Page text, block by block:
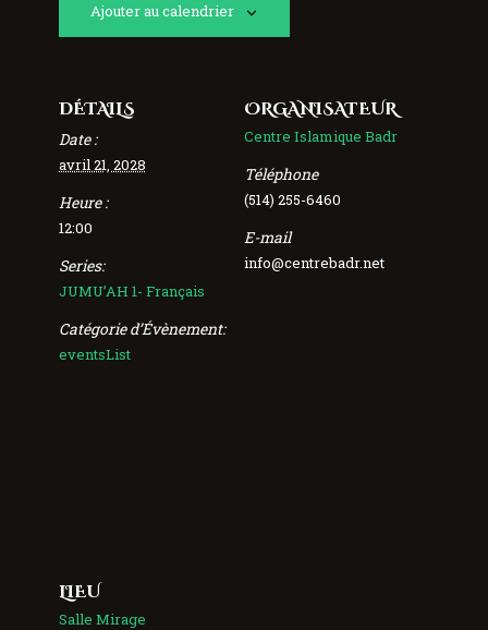
Ajouter au calendrier
DÉTAILS
Date :
avril 21, 2028
Heure :
12:00
Series:
JUMU’AH 1- Français
Catégorie d’Évènement:
eventsList
ORGANISATEUR
Centre Islamique Badr
Téléphone
(514) 255-6460
E-mail
info@centrebadr.net
LIEU
Salle Mirage